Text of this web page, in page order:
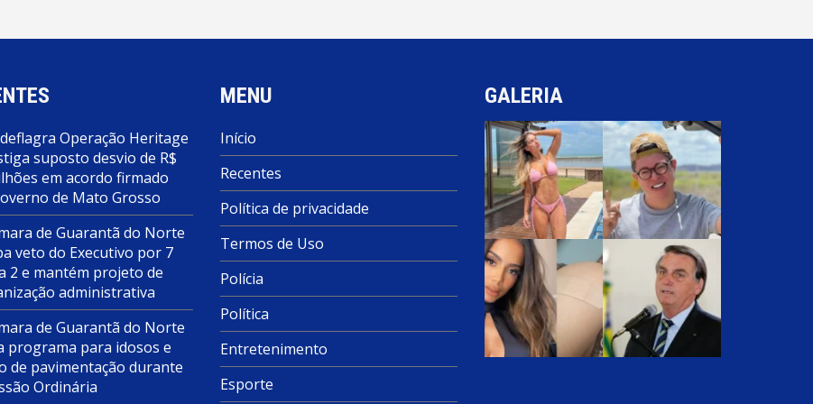
deflagra Operação Heritage
suposto desvio de R$
em acordo firmado
de Mato Grosso
de Guarantã do Norte
veto do Executivo por 7
2 e mantém projeto de
administrativa
de Guarantã do Norte
programa para idosos e
de pavimentação durante
Ordinária
MENU
Início
Recentes
Política de privacidade
Termos de Uso
Polícia
Política
Entretenimento
Esporte
GALERIA